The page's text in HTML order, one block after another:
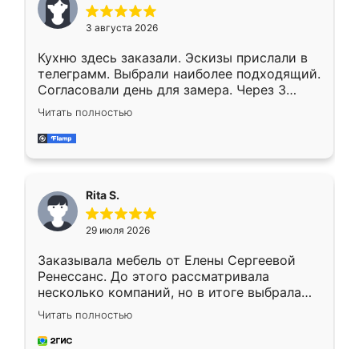
3 августа 2026
Кухню здесь заказали. Эскизы прислали в
телеграмм. Выбрали наиболее подходящий.
Согласовали день для замера. Через 3
недели кухня была уже готова. Остались
довольны работой. Спасибо Ренессанс
мебель за качественную работу!
Читать полностью
Rita S.
29 июля 2026
Заказывала мебель от Елены Сергеевой
Ренессанс. До этого рассматривала
несколько компаний, но в итоге выбрала
эту. Сначала обговорили условия, потом
приехал замерщик, всё спокойно объяснил
и снял размеры. Изготовили в срок, с
Читать полностью